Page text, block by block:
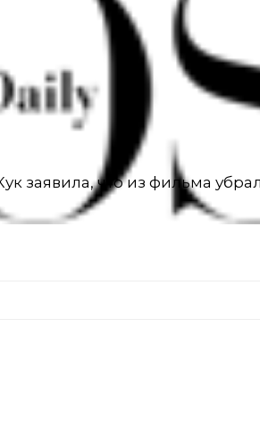
заявила, что из фильма